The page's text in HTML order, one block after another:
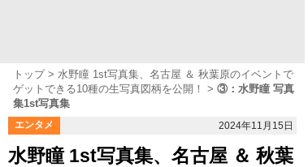
トップ
水野瞳 1st写真集、名古屋 ＆ 秋葉原のイベントで
ゲットできる10種の生写真図柄を公開！
③：水野瞳 写真
集1st写真集
エンタメ 2024年11月15日
水野瞳 1st写真集、名古屋 ＆ 秋葉